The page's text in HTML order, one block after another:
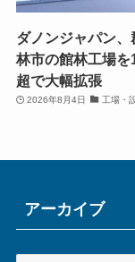
ダノンジャパン、
林市の館林工場を
超で大幅拡張
2026年8月4日 工場・
アーカイブ